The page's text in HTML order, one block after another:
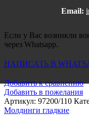
Email:
Если у Вас возникли
через Whatsapp.
НАПИСАТЬ В
Добавить к сравнению
Добавить в пожелания
Артикул: 97200/110
Молдинги гладкие